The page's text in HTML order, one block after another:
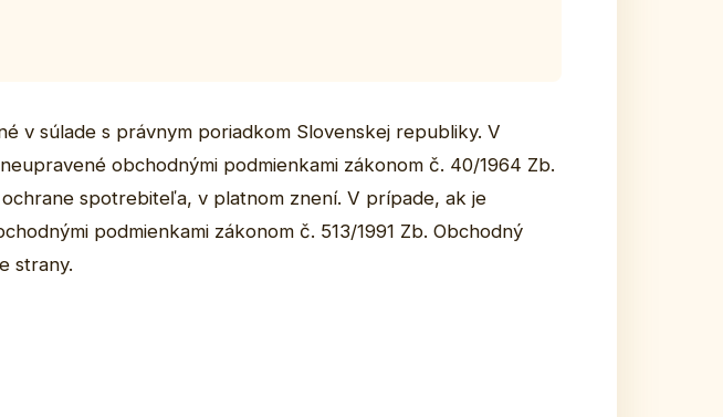
v súlade s právnym poriadkom Slovenskej republiky. V
obchodnými podmienkami zákonom č. 40/1964 Zb.
spotrebiteľa, v platnom znení. V prípade, ak je
podmienkami zákonom č. 513/1991 Zb. Obchodný
strany.